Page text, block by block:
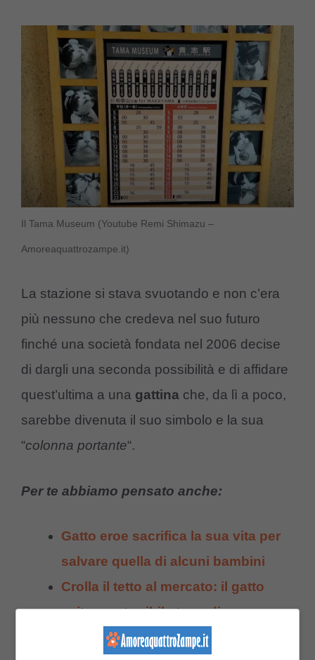
Il Tama Museum (Youtube Remi Shimazu –
Amoreaquattrozampe.it)
La stazione si stava svuotando e non c’era
più nessuno che credeva nel suo futuro
finché una società fondata nel 2006 decise
di dargli una seconda possibilità e di affidare
quest’ultima a una gattina che, da lì a poco,
sarebbe divenuta il suo simbolo e la sua
“colonna portante“.
Per te abbiamo pensato anche:
Gatto eroe sacrifica la sua vita per
salvare quella di alcuni bambini
Crolla il tetto al mercato: il gatto
evita una terribile tragedia